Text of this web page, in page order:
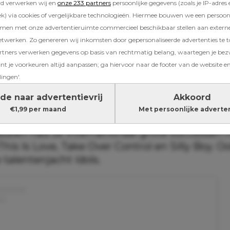
verwerken wij en onze 233 partners persoonlijke gegevens (zoals je IP-adres
via cookies of vergelijkbare technologieën. Hiermee bouwen we een
met onze advertentieruimte commercieel beschikbaar stellen aan
Zo genereren wij inkomsten door gepersonaliseerde advertenties te
verwerken gegevens op basis van rechtmatig belang, waartegen je
je voorkeuren altijd aanpassen; ga hiervoor naar de footer van de website
naar advertentievrij
€1,99 per maand
Akkoord
Met persoonlijke
Simons en haar zes jaar jongere vriend
wie ze sinds 2019 samen is.
Lees ook
checklist: dít heb je allemaal
had ze internationaal grote successen
Is Love, Take Over Control en Silly Boy.
talentenjacht Idols.